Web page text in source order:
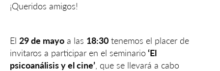
¡Queridos amigos!
El 29 de mayo a las 18:30 tenemos el placer de
invitaros a participar en el seminario ‘El
psicoanálisis y el cine’ , que se llevará a cabo